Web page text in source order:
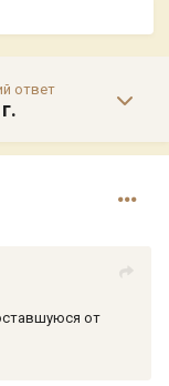
ответ
от